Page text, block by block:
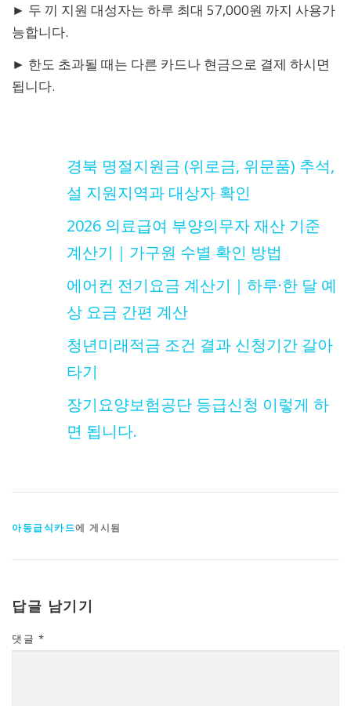
► 두 끼 지원 대성자는 하루 최대 57,000원 까지 사용가
능합니다.
► 한도 초과될 때는 다른 카드나 현금으로 결제 하시면
됩니다.
경북 명절지원금 (위로금, 위문품) 추석,
설 지원지역과 대상자 확인
2026 의료급여 부양의무자 재산 기준
계산기｜가구원 수별 확인 방법
에어컨 전기요금 계산기｜하루·한 달 예
상 요금 간편 계산
청년미래적금 조건 결과 신청기간 갈아
타기
장기요양보험공단 등급신청 이렇게 하
면 됩니다.
아동급식카드에 게시됨
답글 남기기
댓글 *